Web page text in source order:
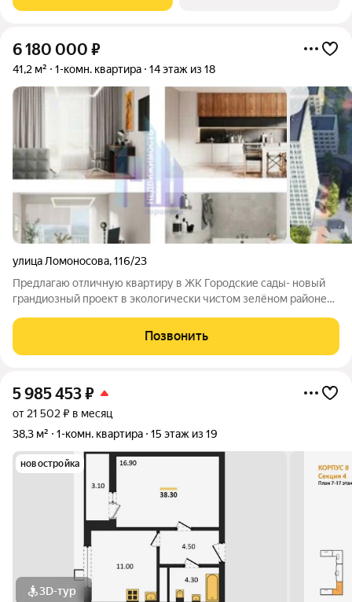
6 180 000 ₽
41,2 м² 1-комн. квартира 14 этаж из 18
улица Ломоносова,116/23
Предлагаю отличную квартиру в ЖК Городские сады- новый
грандиозный проект в экологически чистом зелёном районе
уникальная архитектура. - современные школы и детские сады
-подземный паркинг -
Позвонить
5 985 453₽
от 21 502 ₽ в месяц
38,3 м²
1-комн. квартира 15 этаж из 19
новостройка
3D-тур